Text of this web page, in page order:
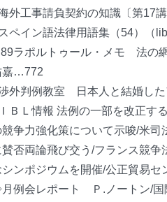
外工事請負契約の知識〔第17
ペイン語法律用語集（54）（
ラポルトゥール・メモ 法の
嘉…772
外判例教室 日本人と結婚し
ＢＬ情報 法例の一部を改正す
競争力強化策について示唆/米
賛否両論飛び交う/フランス競
シンポジウムを開催/公正貿易
例会レポート Ｐ.ノートン/国